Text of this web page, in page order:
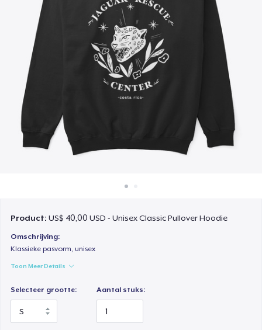
Verkoop overal
Verkoop alles
Product:US$ 40,00 USD - Unisex Classic Pullover Hoodie
Omschrijving:
Klassieke pasvorm, unisex
Toon Meer Details
Selecteer grootte: Aantal stuks: